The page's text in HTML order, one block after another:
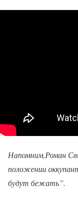
Напомним,Роман
положении
будут бежать”.